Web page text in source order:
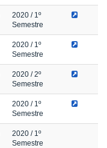
2020 / 1º
Semestre
2020 / 1º
Semestre
2020 / 2º
Semestre
2020 / 1º
Semestre
2020 / 1º
Semestre